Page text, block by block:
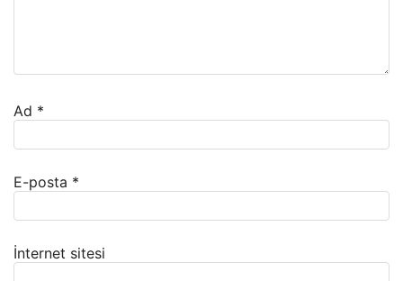
Ad *
E-posta *
İnternet sitesi